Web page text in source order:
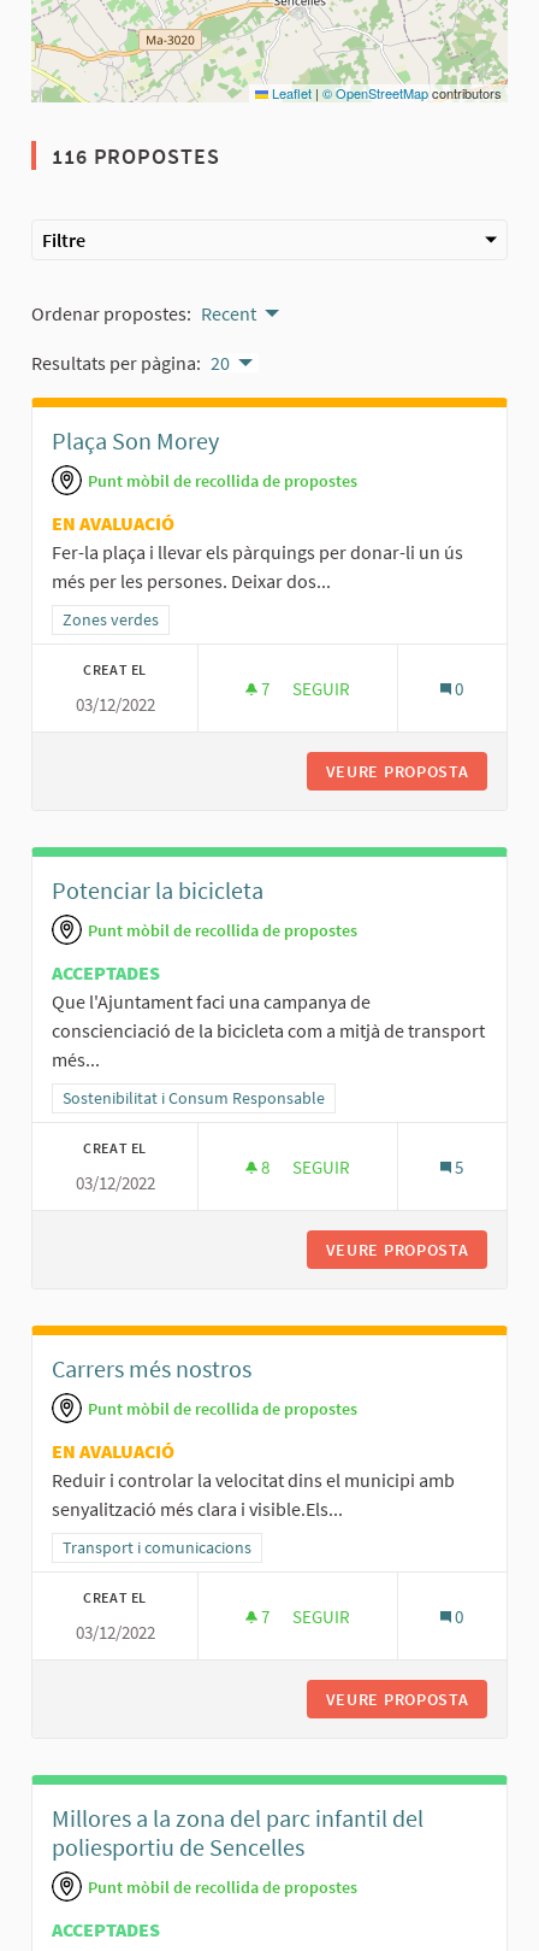
Leaflet | © OpenStreetMapcontributors
116 PROPOSTES
Filtre
Ordenar propostes: Recent
Resultats per pàgina: 20
Plaça Son Morey
Punt mòbil de recollida de propostes
EN AVALUACIÓ
Fer-la plaça i llevar els pàrquings per donar-li un ús
més per les persones. Deixar dos...
Resultats al filtrar per la categoria: Zones verdes
Zones verdes
CREAT EL
03/12/2022
7 7 SEGUIDORES
SEGUIR 0
VEURE PROPOSTA
Potenciar la bicicleta
Punt mòbil de recollida de propostes
ACCEPTADES
Que l'Ajuntament faci una campanya de
conscienciació de la bicicleta com a mitjà de transport
més...
Resultats al filtrar per la categoria: Sostenibilitat i Consum
Sostenibilitat i Consum Responsable
CREAT EL
03/12/2022
8 8 SEGUIDORES
SEGUIR 5
VEURE PROPOSTA
Carrers més nostros
Punt mòbil de recollida de propostes
EN AVALUACIÓ
Reduir i controlar la velocitat dins el municipi amb
senyalització més clara i visible.Els...
Resultats al filtrar per la categoria: Transport i comunicacions
Transport i comunicacions
CREAT EL
03/12/2022
7 7 SEGUIDORES
SEGUIR 0
VEURE PROPOSTA
Millores a la zona del parc infantil del
poliesportiu de Sencelles
Punt mòbil de recollida de propostes
ACCEPTADES